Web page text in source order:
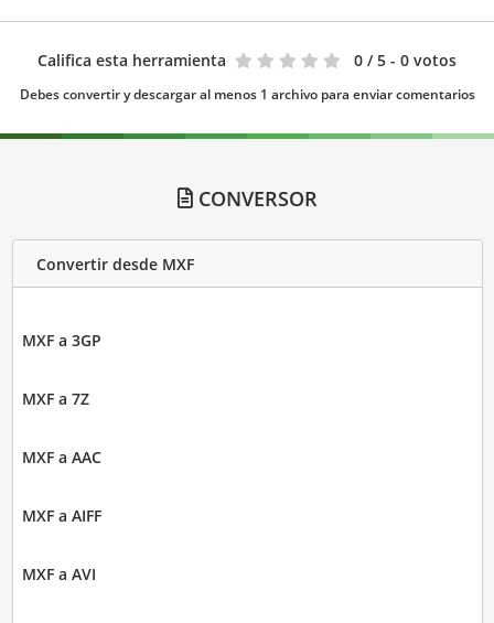
Califica esta herramienta 0 / 5 - 0 votos
Debes convertir y descargar al menos 1 archivo para enviar comentarios
CONVERSOR
Convertir desde MXF
MXF a 3GP
MXF a 7Z
MXF a AAC
MXF a AIFF
MXF a AVI